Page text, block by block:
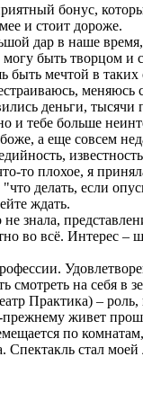
бонус,
и стоит дороже.
дар в наше время,
могу быть творцом
мечтой в таких
деньги,
и тебе больше
а еще совсем
то плохое, я
делать, если
ждать.
знала,
во всё. Интерес –
на себя в
Практика) –
живет
по
Спектакль стал